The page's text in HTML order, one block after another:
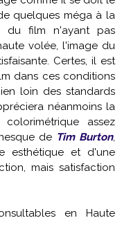
quelques méga à la
film n'ayant pas
volée, l'image du
Certes, il est
dans ces conditions
loin des standards
néanmoins la
assez
de Tim Burton,
esthétique et d'une
mais satisfaction
en Haute